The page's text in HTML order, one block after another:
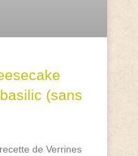
(sans
de Verrines